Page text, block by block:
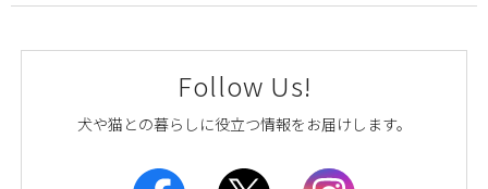
Follow Us!
犬や猫との暮らしに役立つ情報をお届けします。